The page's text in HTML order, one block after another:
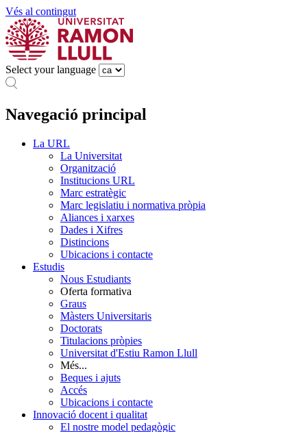
Vés al contingut
Select your language
Navegació principal
La URL
La Universitat
Organització
Institucions URL
Marc estratègic
Marc legislatiu i normativa pròpia
Aliances i xarxes
Dades i Xifres
Distincions
Ubicacions i contacte
Estudis
Nous Estudiants
Oferta formativa
Graus
Màsters Universitaris
Doctorats
Titulacions pròpies
Universitat d'Estiu Ramon Llull
Més...
Beques i ajuts
Accés
Ubicacions i contacte
Innovació docent i qualitat
El nostre model pedagògic